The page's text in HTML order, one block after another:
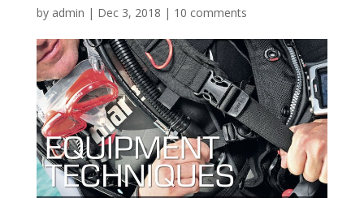
by admin | Dec 3, 2018 | 10 comments